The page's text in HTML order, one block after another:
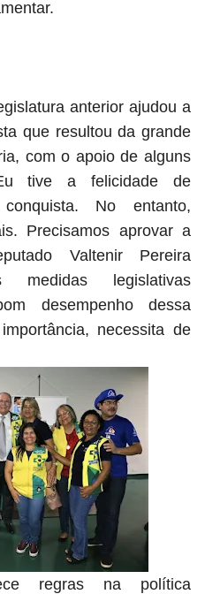
anterior ajudou a
que resultou da grande
com o apoio de alguns
tive a felicidade de
No entanto,
Precisamos aprovar a
Valtenir Pereira
legislativas
desempenho dessa
necessita de
regras na política